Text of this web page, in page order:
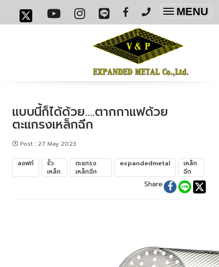
Toggle
MENU
แบบนี้ก็ได้ด้วย....ตากกาแฟด้วย
ตะแกรงเหล็กฉีก
Post : 27 May 2023
ลอฟท์
รั้ว
เหล็ก
ตะแกรง
เหล็กฉีก
expandedmetal
เหล็ก
ฉีก
Share